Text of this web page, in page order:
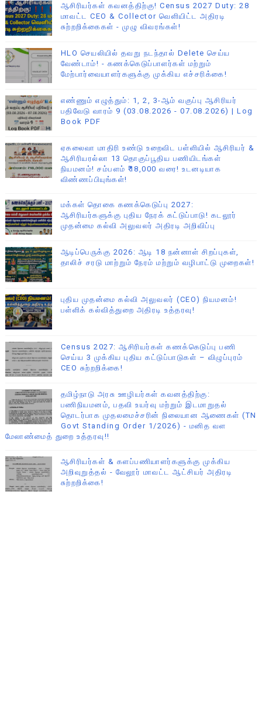
ஆசிரியர்கள் கவனத்திற்கு! Census 2027 Duty: 28
மாவட்ட CEO & Collector வெளியிட்ட அதிரடி
சுற்றறிக்கைகள் - முழு விவரங்கள்!
HLO செயலியில் தவறு நடந்தால் Delete செய்ய
வேண்டாம்! - கணக்கெடுப்பாளர்கள் மற்றும்
மேற்பார்வையாளர்களுக்கு முக்கிய எச்சரிக்கை!
எண்ணும் எழுத்தும்: 1, 2, 3-ஆம் வகுப்பு ஆசிரியர்
பதிவேடு வாரம் 9 (03.08.2026 - 07.08.2026) | Log
Book PDF
ஏகலைவா மாதிரி உண்டு உறைவிட பள்ளியில் ஆசிரியர் &
ஆசிரியரல்லா 13 தொகுப்பூதிய பணியிடங்கள்
நியமனம்! சம்பளம் ₹18,000 வரை! உடனடியாக
விண்ணப்பியுங்கள்!
மக்கள் தொகை கணக்கெடுப்பு 2027:
ஆசிரியர்களுக்கு புதிய நேரக் கட்டுப்பாடு! கடலூர்
முதன்மை கல்வி அலுவலர் அதிரடி அறிவிப்பு
ஆடிப்பெருக்கு 2026: ஆடி 18 நன்னாள் சிறப்புகள்,
தாலிச் சரடு மாற்றும் நேரம் மற்றும் வழிபாட்டு முறைகள்!
புதிய முதன்மை கல்வி அலுவலர் (CEO) நியமனம்!
பள்ளிக் கல்வித்துறை அதிரடி உத்தரவு!
Census 2027: ஆசிரியர்கள் கணக்கெடுப்பு பணி
செய்ய 3 முக்கிய புதிய கட்டுப்பாடுகள் – விழுப்புரம்
CEO சுற்றறிக்கை!
தமிழ்நாடு அரசு ஊழியர்கள் கவனத்திற்கு:
பணிநியமனம், பதவி உயர்வு மற்றும் இடமாறுதல்
தொடர்பாக முதலமைச்சரின் நிலையான ஆணைகள் (TN
Govt Standing Order 1/2026) - மனித வள
மேலாண்மைத் துறை உத்தரவு!!
ஆசிரியர்கள் & களப்பணியாளர்களுக்கு முக்கிய
அறிவுறுத்தல் - வேலூர் மாவட்ட ஆட்சியர் அதிரடி
சுற்றறிக்கை!